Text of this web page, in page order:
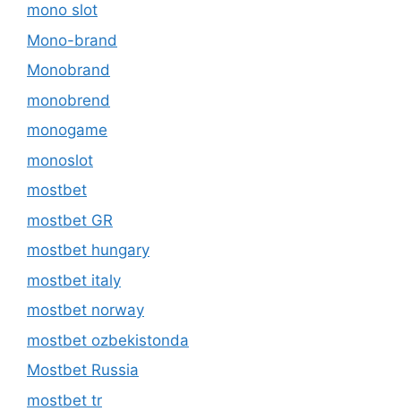
mono slot
Mono-brand
Monobrand
monobrend
monogame
monoslot
mostbet
mostbet GR
mostbet hungary
mostbet italy
mostbet norway
mostbet ozbekistonda
Mostbet Russia
mostbet tr